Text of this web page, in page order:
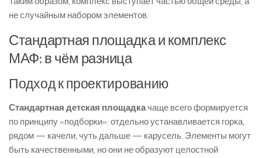
не случайным набором элементов.
Стандартная площадка и комплекс
МАФ: в чём разница
Подход к проектированию
Стандартная детская площадкачаще всего формируется
по принципу «подборки»: отдельно устанавливается горка,
рядом — качели, чуть дальше — карусель. Элементы могут
быть качественными, но они не образуют целостной